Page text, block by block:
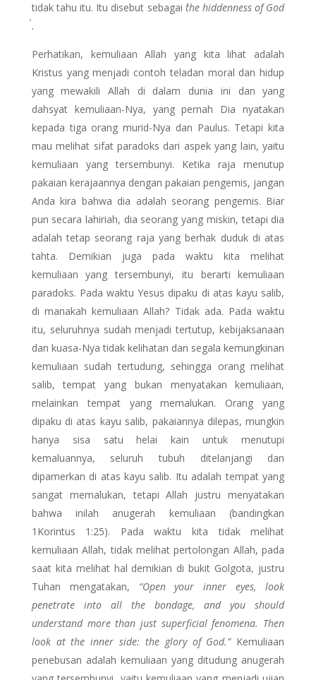
tidak tahu itu. Itu disebut sebagai ´the hiddenness of God
´.
Perhatikan, kemuliaan Allah yang kita lihat adalah
Kristus yang menjadi contoh teladan moral dan hidup
yang mewakili Allah di dalam dunia ini dan yang
dahsyat kemuliaan-Nya, yang pernah Dia nyatakan
kepada tiga orang murid-Nya dan Paulus. Tetapi kita
mau melihat sifat paradoks dari aspek yang lain, yaitu
kemuliaan yang tersembunyi. Ketika raja menutup
pakaian kerajaannya dengan pakaian pengemis, jangan
Anda kira bahwa dia adalah seorang pengemis. Biar
pun secara lahiriah, dia seorang yang miskin, tetapi dia
adalah tetap seorang raja yang berhak duduk di atas
tahta. Demikian juga pada waktu kita melihat
kemuliaan yang tersembunyi, itu berarti kemuliaan
paradoks. Pada waktu Yesus dipaku di atas kayu salib,
di manakah kemuliaan Allah? Tidak ada. Pada waktu
itu, seluruhnya sudah menjadi tertutup, kebijaksanaan
dan kuasa-Nya tidak kelihatan dan segala kemungkinan
kemuliaan sudah tertudung, sehingga orang melihat
salib, tempat yang bukan menyatakan kemuliaan,
melainkan tempat yang memalukan. Orang yang
dipaku di atas kayu salib, pakaiannya dilepas, mungkin
hanya sisa satu helai kain untuk menutupi
kemaluannya, seluruh tubuh ditelanjangi dan
dipamerkan di atas kayu salib. Itu adalah tempat yang
sangat memalukan, tetapi Allah justru menyatakan
bahwa inilah anugerah kemuliaan (bandingkan
1Korintus 1:25). Pada waktu kita tidak melihat
kemuliaan Allah, tidak melihat pertolongan Allah, pada
saat kita melihat hal demikian di bukit Golgota, justru
Tuhan mengatakan, “Open your inner eyes, look
penetrate into all the bondage, and you should
understand more than just superficial fenomena. Then
look at the inner side: the glory of God.”Kemuliaan
penebusan adalah kemuliaan yang ditudung anugerah